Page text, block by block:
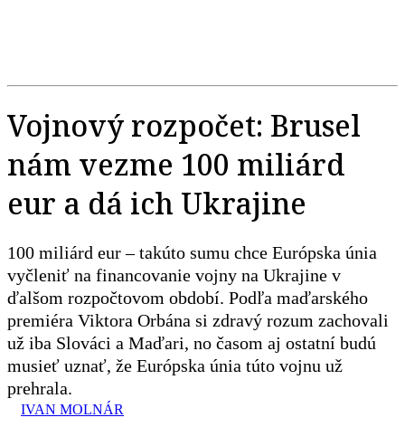
Vojnový rozpočet: Brusel
nám vezme 100 miliárd
eur a dá ich Ukrajine
100 miliárd eur – takúto sumu chce Európska únia
vyčleniť na financovanie vojny na Ukrajine v
ďalšom rozpočtovom období. Podľa maďarského
premiéra Viktora Orbána si zdravý rozum zachovali
už iba Slováci a Maďari, no časom aj ostatní budú
musieť uznať, že Európska únia túto vojnu už
prehrala.
IVAN MOLNÁR